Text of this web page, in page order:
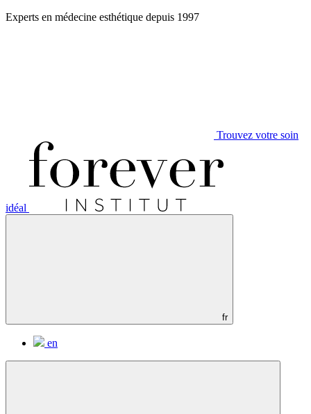
Aller
Experts en médecine esthétique depuis 1997
Trouvez votre soin
idéal
fr
en